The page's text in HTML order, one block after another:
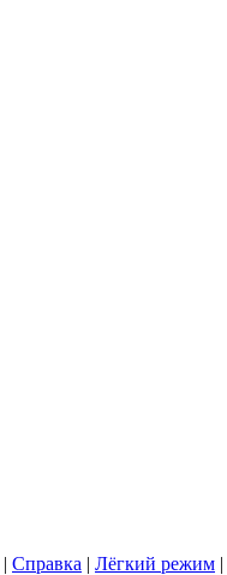
| Справка | Лёгкий режим |